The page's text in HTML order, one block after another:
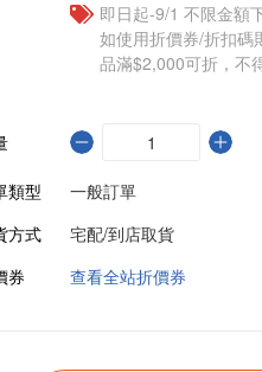
即日起-9/1 不限金額
如使用折價券/折扣碼
品滿$2,000可折，不
類型
一般訂單
方式
宅配/到店取貨
券
查看全站折價券